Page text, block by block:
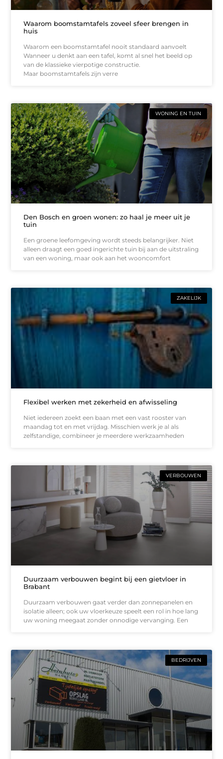
Waarom boomstamtafels zoveel sfeer brengen in
huis
Waarom een boomstamtafel nooit standaard aanvoelt
Wanneer u denkt aan een tafel, komt al snel het beeld op
van de klassieke vierpotige constructie.
Maar boomstamtafels zijn verre
WONING EN TUIN
Den Bosch en groen wonen: zo haal je meer uit je
tuin
Een groene leefomgeving wordt steeds belangrijker. Niet
alleen draagt een goed ingerichte tuin bij aan de uitstraling
van een woning, maar ook aan het wooncomfort
ZAKELIJK
Flexibel werken met zekerheid en afwisseling
Niet iedereen zoekt een baan met een vast rooster van
maandag tot en met vrijdag. Misschien werk je al als
zelfstandige, combineer je meerdere werkzaamheden
VERBOUWEN
Duurzaam verbouwen begint bij een gietvloer in
Brabant
Duurzaam verbouwen gaat verder dan zonnepanelen en
isolatie alleen; ook uw vloerkeuze speelt een rol in hoe lang
uw woning meegaat zonder onnodige vervanging. Een
BEDRIJVEN